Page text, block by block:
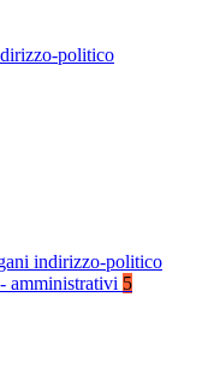
politico
indirizzo-politico
amministrativi 5